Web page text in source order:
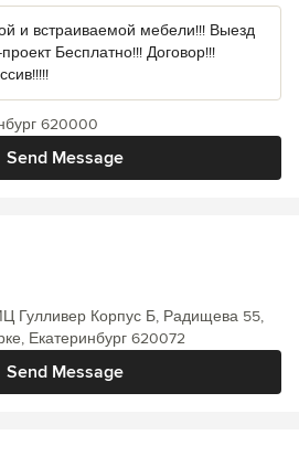
и встраиваемой мебели!!! Выезд
Бесплатно!!! Договор!!!
Send Message
620000
Send Message
Гулливер Корпус Б, Радищева 55,
Екатеринбург 620072